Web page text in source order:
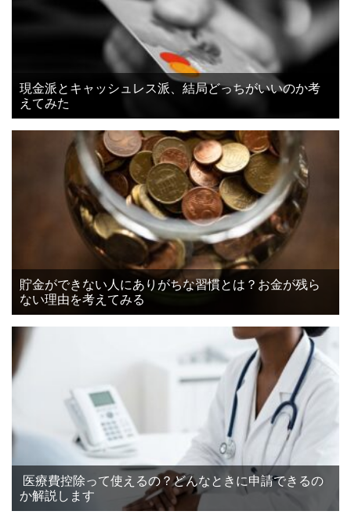
現金派とキャッシュレス派、結局どっちがいいのか考
えてみた
貯金ができない人にありがちな習慣とは？お金が残ら
ない理由を考えてみる
医療費控除って使えるの？どんなときに申請できるの
か解説します